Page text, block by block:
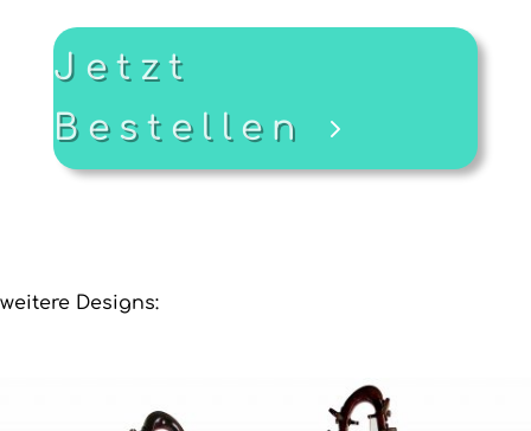
Jetzt
Bestellen
weitere Designs: